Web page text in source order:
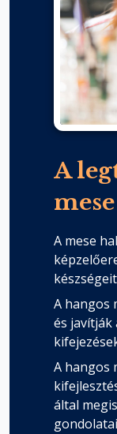
A
A mese
A hangos
és javítják
A hangos
által